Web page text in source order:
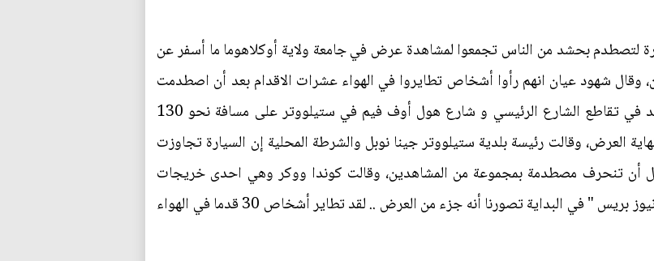
لتصطدم بحشد من الناس تجمعوا لمشاهدة عرض في جامعة ولاية أوكلاهوما ما أسفر عن
أشخاص وإصابة ما يزيد على 40 اخرين، وقال شهود عيان انهم رأوا أشخاص تطايروا في الهواء عشرات الاقدام بعد أن اصطدمت
سيارة من طراز هيونداي النترا رمادية اللون بالحشد في تقاطع الشارع الرئيسي و شارع هول أوف فيم في ستيلووتر على مسافة نحو 130
العرض، وقالت رئيسة بلدية ستيلووتر جينا نوبل والشرطة المحلية إن السيارة تجاوزت
أن تنحرف مصطدمة بمجموعة من المشاهدين، وقالت كوندا ووكر وهي احدى خريجات
جامعة ولاية أوكلاهوما عام 1991 لموقع ستيلووتر نيوز بريس " في البداية تصورنا أنه جزء من العرض .. لقد تطاير أشخاص 30 قدما في الهواء